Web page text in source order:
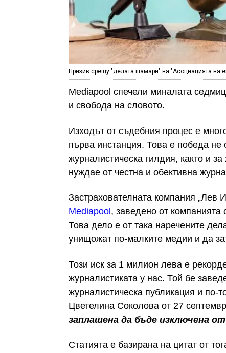
Призив срещу "делата шамари" на "Асоциацията на
Mediapool спечели миналата
и свобода на словото.
Изходът от съдебния процес е
първа инстанция. Това е победа
журналистическа гилдия, както и
нуждае от честна и обективна
Застрахователната компания „Лев
Mediapool , заведено от компанията
Това дело е от така наречените
унищожат по-малките медии и да
Този иск за 1 милион лева е
журналистиката у нас. Той бе
журналистическа публикация и по-
Цветелина Соколова от 27
заплашена да бъде изключена
Статията е базирана на цитат от